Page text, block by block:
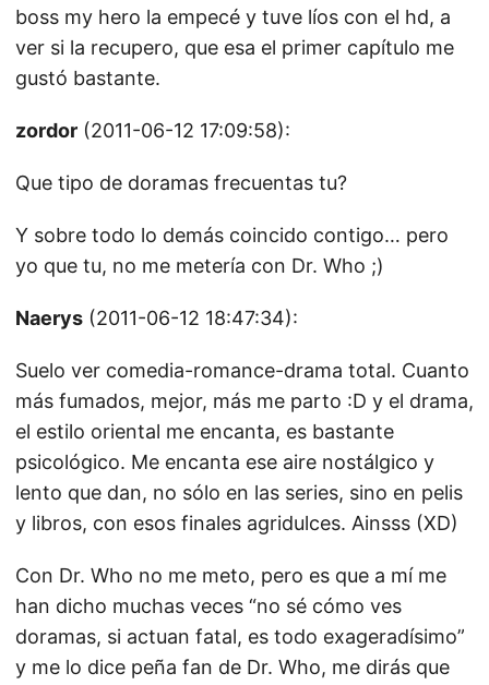
boss my hero la empecé y tuve líos con el hd, a
ver si la recupero, que esa el primer capítulo me
gustó bastante.
zordor (2011-06-12 17:09:58):
Que tipo de doramas frecuentas tu?
Y sobre todo lo demás coincido contigo… pero
yo que tu, no me metería con Dr. Who ;)
Naerys (2011-06-12 18:47:34):
Suelo ver comedia-romance-drama total. Cuanto
más fumados, mejor, más me parto :D y el drama,
el estilo oriental me encanta, es bastante
psicológico. Me encanta ese aire nostálgico y
lento que dan, no sólo en las series, sino en pelis
y libros, con esos finales agridulces. Ainsss (XD)
Con Dr. Who no me meto, pero es que a mí me
han dicho muchas veces “no sé cómo ves
doramas, si actuan fatal, es todo exageradísimo”
y me lo dice peña fan de Dr. Who, me dirás que